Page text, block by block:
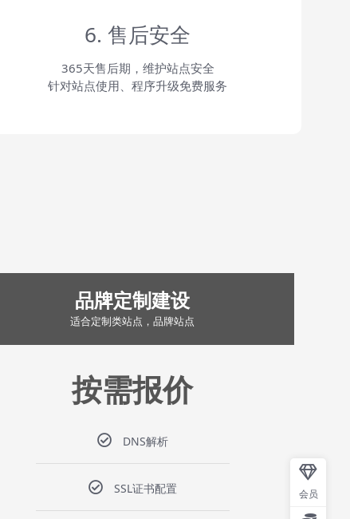
6. 售后安全
365天售后期，维护站点安全
针对站点使用、程序升级免费服务
品牌定制建设
适合定制类站点，品牌站点
按需报价
DNS解析
SSL证书配置 会员